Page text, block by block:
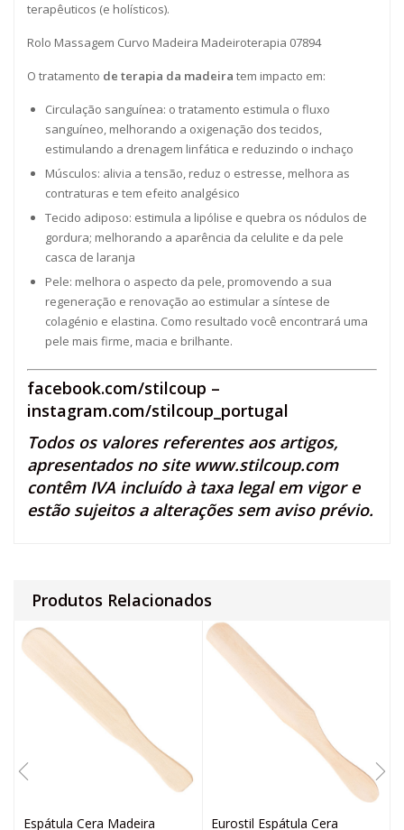
terapêuticos (e holísticos).
Rolo Massagem Curvo Madeira Madeiroterapia 07894
O tratamento de terapia da madeira tem impacto em:
Circulação sanguínea: o tratamento estimula o fluxo
sanguíneo, melhorando a oxigenação dos tecidos,
estimulando a drenagem linfática e reduzindo o inchaço
Músculos: alivia a tensão, reduz o estresse, melhora as
contraturas e tem efeito analgésico
Tecido adiposo: estimula a lipólise e quebra os nódulos de
gordura; melhorando a aparência da celulite e da pele
casca de laranja
Pele: melhora o aspecto da pele, promovendo a sua
regeneração e renovação ao estimular a síntese de
colagénio e elastina. Como resultado você encontrará uma
pele mais firme, macia e brilhante.
facebook.com/stilcoup –
instagram.com/stilcoup_portugal
Todos os valores referentes aos artigos,
apresentados no site www.stilcoup.com
contêm IVA incluído à taxa legal em vigor e
estão sujeitos a alterações sem aviso prévio.
Produtos Relacionados
Espátula Cera Madeira Eurostil Espátula Cera